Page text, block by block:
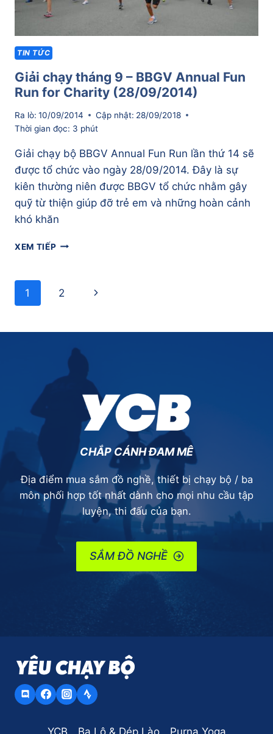
TIN TỨC
Giải chạy tháng 9 – BBGV Annual Fun
Run for Charity (28/09/2014)
Ra lò: 10/09/2014 Cập nhật: 28/09/2018
Thời gian đọc: 3 phút
Giải chạy bộ BBGV Annual Fun Run lần thứ 14 sẽ
được tổ chức vào ngày 28/09/2014. Đây là sự
kiên thường niên được BBGV tổ chức nhằm gây
quỹ từ thiện giúp đỡ trẻ em và những hoàn cảnh
khó khăn
XEM TIẾPGIẢI
–
RUN
CHARITY
(28/09/2014)
Page
navigation
1 2
Next
CHẮP CÁNH ĐAM MÊ
Địa điểm mua sắm đồ nghề, thiết bị chạy bộ / ba
môn phối hợp tốt nhất dành cho mọi nhu cầu tập
luyện, thi đấu của bạn.
SẮM ĐỒ NGHỀ